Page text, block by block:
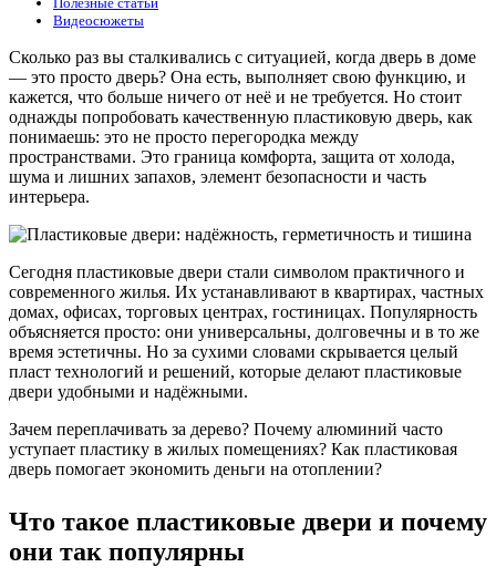
Видеосюжеты
Сколько раз вы сталкивались с ситуацией, когда дверь в доме
— это просто дверь? Она есть, выполняет свою функцию, и
кажется, что больше ничего от неё и не требуется. Но стоит
однажды попробовать качественную пластиковую дверь, как
понимаешь: это не просто перегородка между
пространствами. Это граница комфорта, защита от холода,
шума и лишних запахов, элемент безопасности и часть
интерьера.
Сегодня пластиковые двери стали символом практичного и
современного жилья. Их устанавливают в квартирах, частных
домах, офисах, торговых центрах, гостиницах. Популярность
объясняется просто: они универсальны, долговечны и в то же
время эстетичны. Но за сухими словами скрывается целый
пласт технологий и решений, которые делают пластиковые
двери удобными и надёжными.
Зачем переплачивать за дерево? Почему алюминий часто
уступает пластику в жилых помещениях? Как пластиковая
дверь помогает экономить деньги на отоплении?
Что такое пластиковые двери и почему
они так популярны